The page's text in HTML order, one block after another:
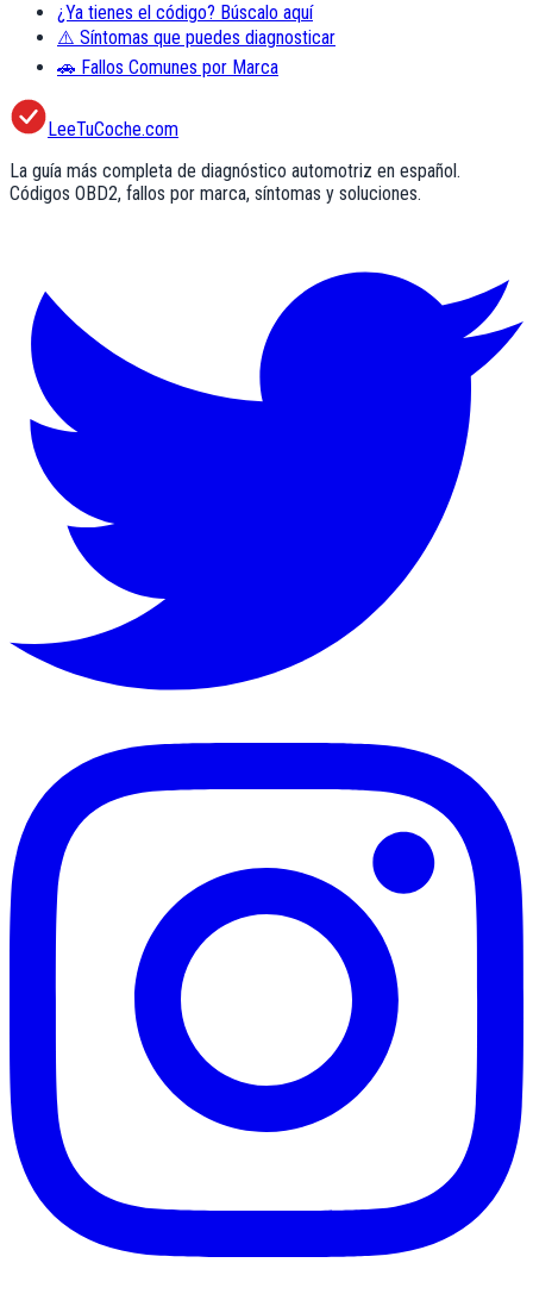
¿Ya tienes el código? Búscalo aquí
⚠️ Síntomas que puedes diagnosticar
🚗 Fallos Comunes por Marca
LeeTuCoche.com
La guía más completa de diagnóstico automotriz en español.
Códigos OBD2, fallos por marca, síntomas y soluciones.